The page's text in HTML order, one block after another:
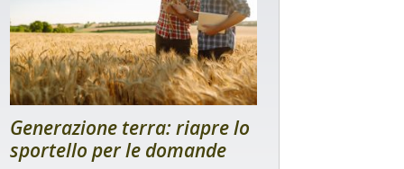
Generazione terra: riapre lo
sportello per le domande